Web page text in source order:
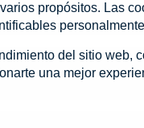
propósitos. Las
del sitio web,
una mejor